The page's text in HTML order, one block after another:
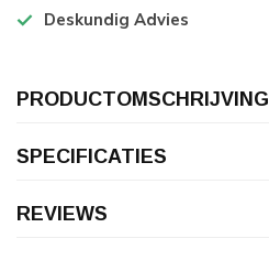
Deskundig Advies
PRODUCTOMSCHRIJVING
SPECIFICATIES
REVIEWS